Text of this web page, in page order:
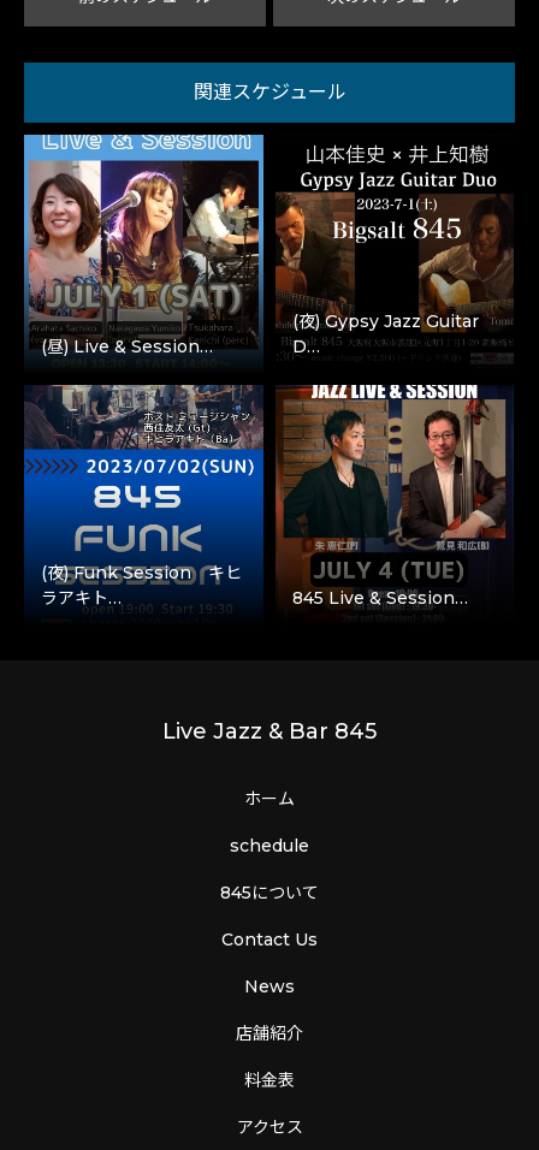
関連スケジュール
(昼) Live & Session…
(夜) Gypsy Jazz Guitar
D…
(夜) Funk Session キヒ
ラアキト…
845 Live & Session…
Live Jazz & Bar 845
ホーム
schedule
845について
Contact Us
News
店舗紹介
料金表
アクセス